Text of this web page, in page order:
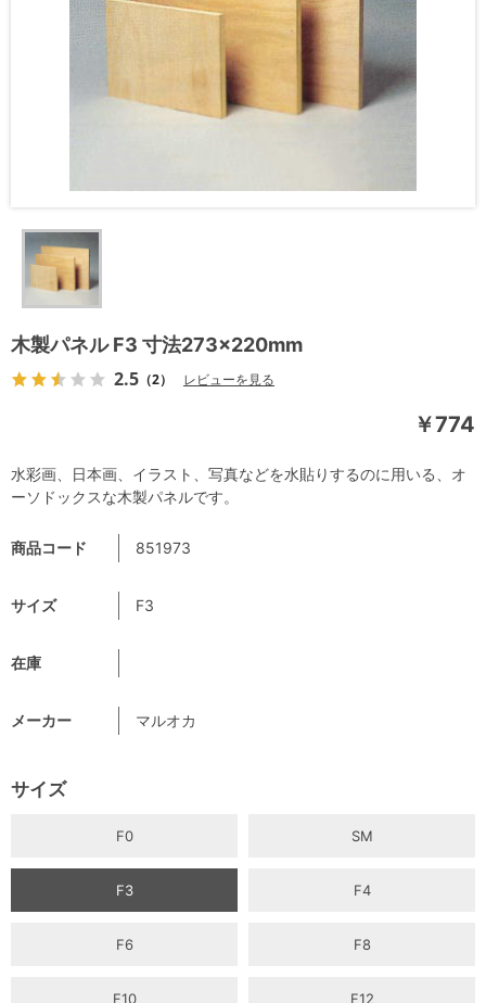
木製パネル F3 寸法273×220mm
2.5 （2） レビューを見る
￥774
商品コード 851973
サイズ F3
在庫
メーカー マルオカ
サイズ
F0 SM
F3 F4
F6 F8
F10 F12
水彩画、日本画、イラスト、写真などを水貼りするのに用いる、オ
ーソドックスな木製パネルです。